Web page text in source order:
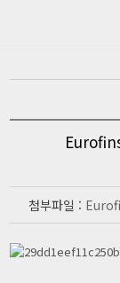
기안전
선통신
외인증
지사항
스레터
첨부파일 :